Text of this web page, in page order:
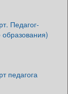
Педагог-
образования)
педагога